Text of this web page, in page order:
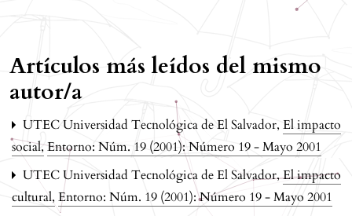
Artículos más leídos del mismo
autor/a
UTEC Universidad Tecnológica de El Salvador, El impacto
social,Entorno: Núm. 19 (2001): Número 19 - Mayo 2001
UTEC Universidad Tecnológica de El Salvador,El impacto
cultural, Entorno: Núm. 19 (2001): Número 19 - Mayo 2001